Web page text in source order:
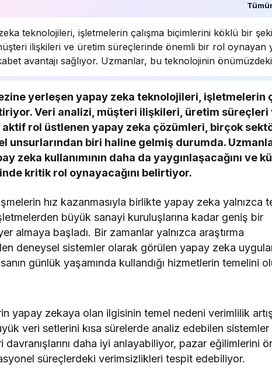
teknolojileri, işletmelerin çalışma biçimlerini köklü bir
ilişkileri ve üretim süreçlerinde önemli bir rol oynayan
avantajı sağlıyor. Uzmanlar, bu teknolojinin önümüzdeki
yerleşen yapay zeka teknolojileri, işletmelerin
Veri analizi, müşteri ilişkileri, üretim süreçleri
aktif rol üstlenen yapay zeka çözümleri, birçok
unsurlarından biri haline gelmiş durumda.
zeka kullanımının daha da yaygınlaşacağını ve
kritik rol oynayacağını belirtiyor.
hız kazanmasıyla birlikte yapay zeka yalnızca
büyük sanayi kuruluşlarına kadar geniş bir
almaya başladı. Bir zamanlar yalnızca araştırma
deneysel sistemler olarak görülen yapay zeka
günlük yaşamında kullandığı hizmetlerin temelini
yapay zekaya olan ilgisinin temel nedeni verimlilik
veri setlerini kısa sürelerde analiz edebilen sistemler
daha iyi anlayabiliyor, pazar eğilimlerini
süreçlerdeki verimsizlikleri tespit edebiliyor.